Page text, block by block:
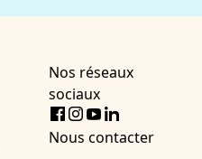
Nos réseaux
sociaux
Facebook
Instagram
Youtube
Nous contacter